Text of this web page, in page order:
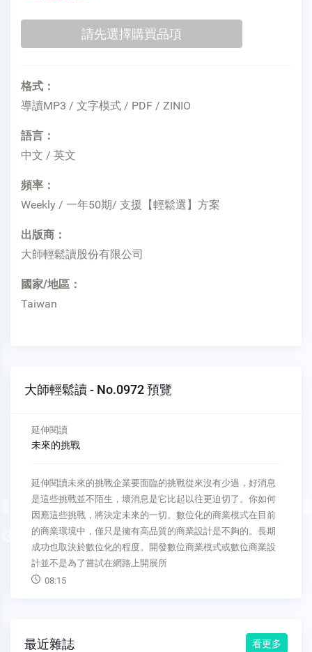
格式：
導讀MP3 / 文字模式 / PDF / ZINIO
語言：
中文 / 英文
頻率：
Weekly / 一年50期/ 支援【輕鬆選】方案
出版商：
大師輕鬆讀股份有限公司
國家/地區：
Taiwan
大師輕鬆讀 - No.0972 預覽
Previous
延伸閱讀
未來的挑戰
延伸閱讀未來的挑戰企業要面臨的挑戰從來沒有少過，好消息
是這些挑戰並不陌生，壞消息是它比起以往更迫切了。你如何
因應這些挑戰，將決定未來的一切。數位化的商業模式在目前
的商業環境中，僅只是擁有高品質的商業設計是不夠的。長期
成功也取決於數位化的程度。開發數位商業模式或數位商業設
計並不是為了嘗試在網路上開展所
08:15
最近雜誌 看更多